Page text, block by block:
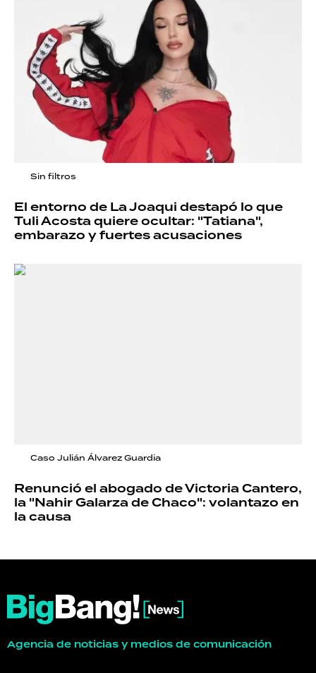
Sin filtros
El entorno de La Joaqui destapó lo que
Tuli Acosta quiere ocultar: "Tatiana",
embarazo y fuertes acusaciones
Caso Julián Álvarez Guardia
Renunció el abogado de Victoria Cantero,
la "Nahir Galarza de Chaco": volantazo en
la causa
Agencia de noticias y medios de comunicación